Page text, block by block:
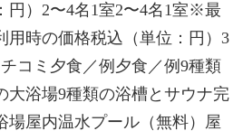
円）2〜4名1室2〜4名1室※最
用時の価格税込（単位：円）3
コミ夕食／例夕食／例9種類
大浴場9種類の浴槽とサウナ完
場屋内温水プール（無料）屋